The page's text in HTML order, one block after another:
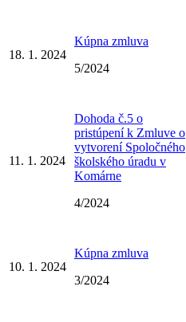
18. 1. 2024
Kúpna zmluva
5/2024
11. 1. 2024
Dohoda č.5 o
pristúpení k Zmluve o
vytvorení Spoločného
školského úradu v
Komárne
4/2024
10. 1. 2024
Kúpna zmluva
3/2024